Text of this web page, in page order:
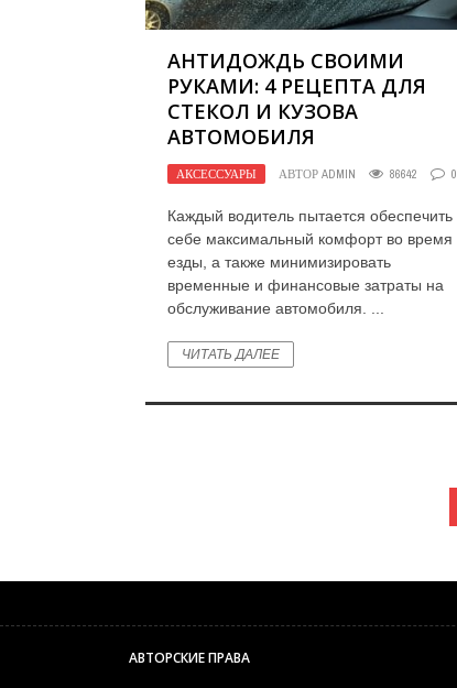
АНТИДОЖДЬ СВОИМИ
РУКАМИ: 4 РЕЦЕПТА ДЛЯ
СТЕКОЛ И КУЗОВА
АВТОМОБИЛЯ
АКСЕССУАРЫ АВТОР ADMIN 86642 0
Каждый водитель пытается обеспечить
себе максимальный комфорт во время
езды, а также минимизировать
временные и финансовые затраты на
обслуживание автомобиля. ...
ЧИТАТЬ ДАЛЕЕ
АВТОРСКИЕ ПРАВА